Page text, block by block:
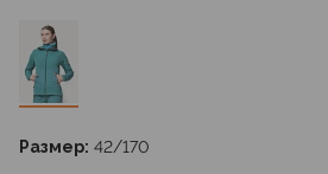
Размер: 42/170